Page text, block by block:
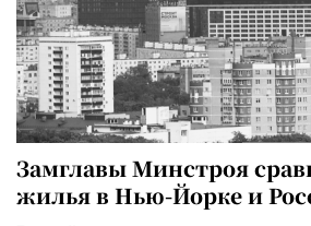
Замглавы Минстроя
жилья в Нью-Йорке и